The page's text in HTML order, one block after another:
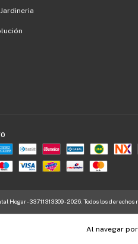
Al navegar
Hogar - 33711313309 - 2026. Todos los derechos